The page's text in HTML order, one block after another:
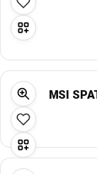
MSI